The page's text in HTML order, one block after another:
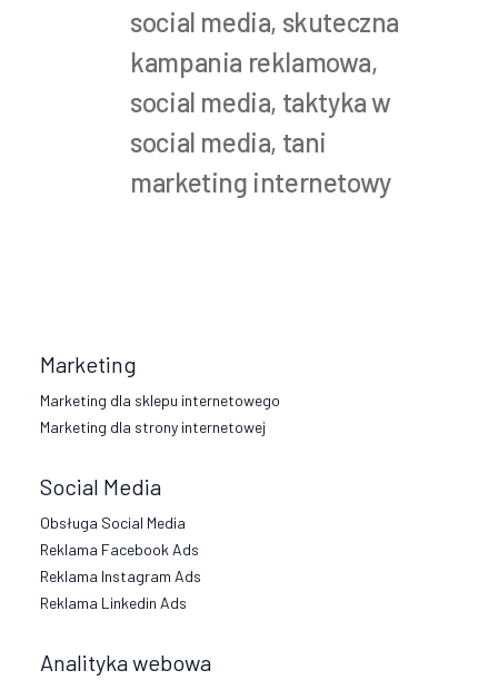
social media, skuteczna
kampania reklamowa,
social media, taktyka w
social media, tani
marketing internetowy
Marketing
Marketing dla sklepu internetowego
Marketing dla strony internetowej
Social Media
Obsługa Social Media
Reklama Facebook Ads
Reklama Instagram Ads
Reklama Linkedin Ads
Analityka webowa